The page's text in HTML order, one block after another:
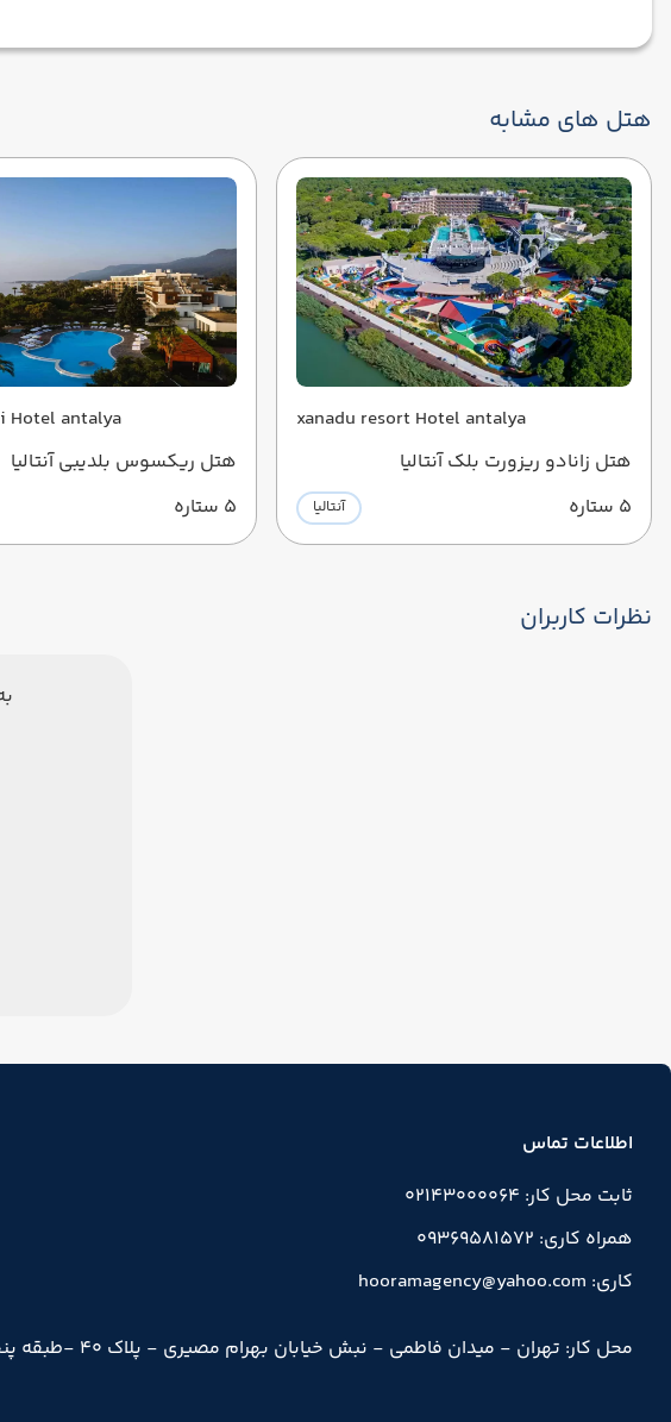
هتل های مشابه
xanadu resort Hotel antalya
هتل زانادو ریزورت بلک آنتالیا
5 ستاره
آنتالیا
Hotel antalya
هتل ریکسوس بلدیبی آنتالیا
5 ستاره
نظرات کاربران
اطلاعات تماس
ثابت محل کار: 02143000064
همراه کاری: 09369581572
کاری: hooramagency@yahoo.com
محل کار: تهران - میدان فاطمی - نبش خیابان بهرام مصیری - پلاک 40 -طبقه پنجم - واحد 20